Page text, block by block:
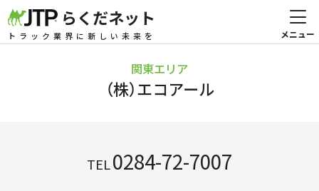
らくだネット
トラック業界に新しい未来を
関東エリア
（株）エコアール
TEL0284-72-7007